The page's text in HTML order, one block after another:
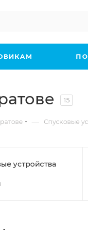
15
— Спусковые
устройства